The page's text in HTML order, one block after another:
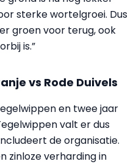
sterke wortelgroei. Dus
groen voor terug, ook
is.”
vs Rode Duivels
en twee jaar
valt er dus
de organisatie.
zinloze verharding in